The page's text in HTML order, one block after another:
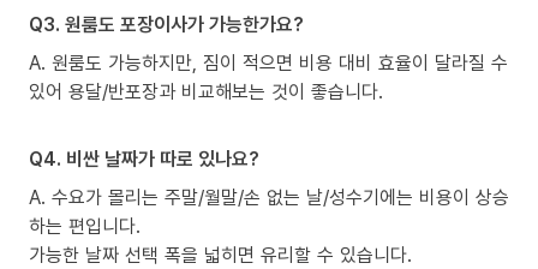
Q3. 원룸도 포장이사가 가능한가요?
A. 원룸도 가능하지만, 짐이 적으면 비용 대비 효율이 달라질 수
있어 용달/반포장과 비교해보는 것이 좋습니다.
Q4. 비싼 날짜가 따로 있나요?
A. 수요가 몰리는 주말/월말/손 없는 날/성수기에는 비용이 상승
하는 편입니다.
가능한 날짜 선택 폭을 넓히면 유리할 수 있습니다.